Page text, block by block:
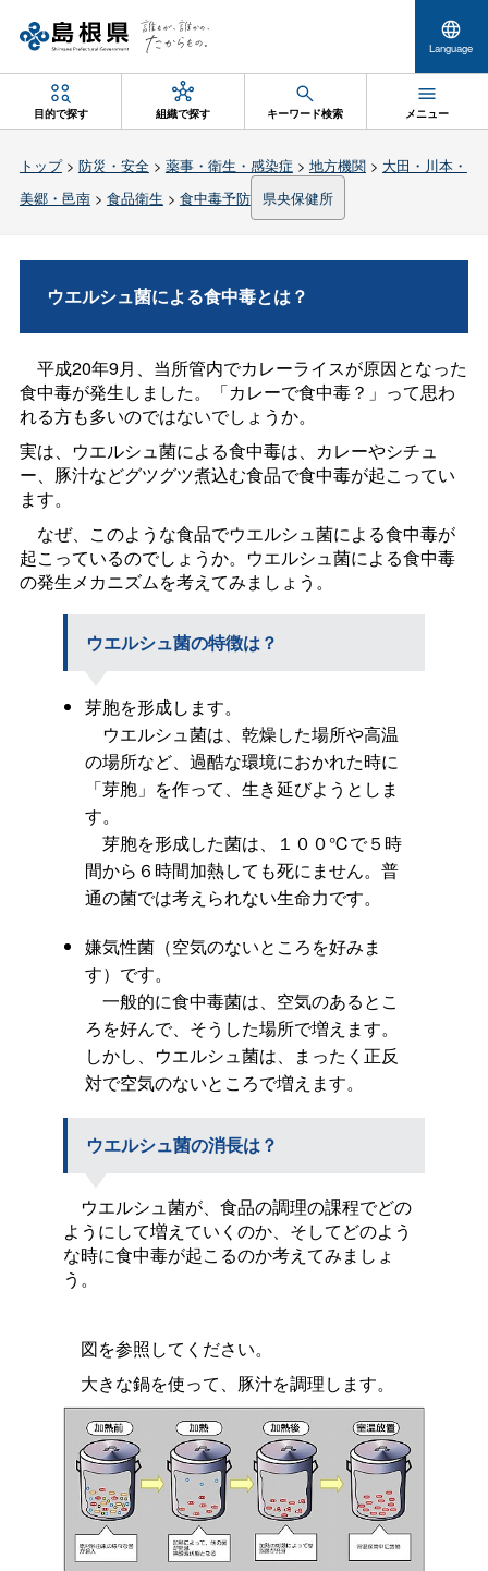
Language
目的で探す 組織で探す キーワード検索 メニュー
トップ> 防災・安全> 薬事・衛生・感染症 > 地方機関> 大田・川本・
美郷・邑南> 食品衛生 > 食中毒予防 県央保健所
ウエルシュ菌による食中毒とは？
平成20年9月、当所管内でカレーライスが原因となった
食中毒が発生しました。「カレーで食中毒？」って思わ
れる方も多いのではないでしょうか。
実は、ウエルシュ菌による食中毒は、カレーやシチュ
ー、豚汁などグツグツ煮込む食品で食中毒が起こってい
ます。
なぜ、このような食品でウエルシュ菌による食中毒が
起こっているのでしょうか。ウエルシュ菌による食中毒
の発生メカニズムを考えてみましょう。
ウエルシュ菌の特徴は？
芽胞を形成します。
ウエルシュ菌は、乾燥した場所や高温
の場所など、過酷な環境におかれた時に
「芽胞」を作って、生き延びようとしま
す。
芽胞を形成した菌は、１００℃で５時
間から６時間加熱しても死にません。普
通の菌では考えられない生命力です。
嫌気性菌（空気のないところを好みま
す）です。
一般的に食中毒菌は、空気のあるとこ
ろを好んで、そうした場所で増えます。
しかし、ウエルシュ菌は、まったく正反
対で空気のないところで増えます。
ウエルシュ菌の消長は？
ウエルシュ菌が、食品の調理の課程でどの
ようにして増えていくのか、そしてどのよう
な時に食中毒が起こるのか考えてみましょ
う。
図を参照してください。
大きな鍋を使って、豚汁を調理します。